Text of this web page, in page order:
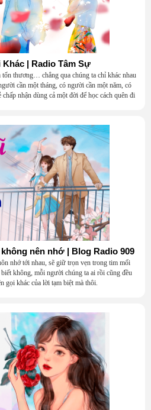
Khác | Radio Tâm Sự
thương… chẳng qua chúng ta chỉ khác nhau
cần một tháng, có người cần một năm, có
nhận dùng cả một đời để học cách quên đi
nên nhớ | Blog Radio 909
nhớ tới nhau, sẽ giữ trọn vẹn trong tim mối
không, mỗi người chúng ta ai rồi cũng đều
gọi khác của lời tạm biệt mà thôi.